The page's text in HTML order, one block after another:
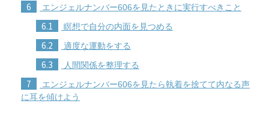
6 エンジェルナンバー606を見たときに実行すべきこと
6.1 瞑想で自分の内面を見つめる
6.2 適度な運動をする
6.3 人間関係を整理する
7
エンジェルナンバー606を見たら執着を捨てて内なる声
に耳を傾けよう